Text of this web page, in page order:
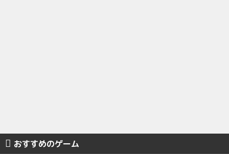
おすすめのゲーム